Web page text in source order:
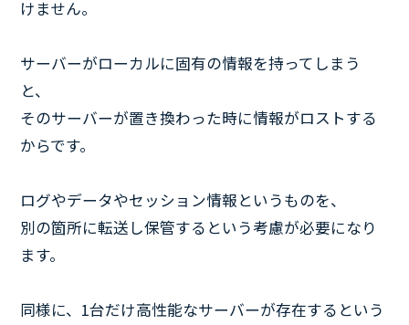
けません。
サーバーがローカルに固有の情報を持ってしまう
と、
そのサーバーが置き換わった時に情報がロストする
からです。
ログやデータやセッション情報というものを、
別の箇所に転送し保管するという考慮が必要になり
ます。
同様に、1台だけ高性能なサーバーが存在するという